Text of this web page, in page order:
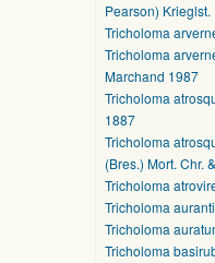
Pearson) Krieglst.
Tricholoma
Tricholoma
Marchand 1987
Tricholoma
1887
Tricholoma
(Bres.) Mort. Chr.
Tricholoma
Tricholoma
Tricholoma
Tricholoma